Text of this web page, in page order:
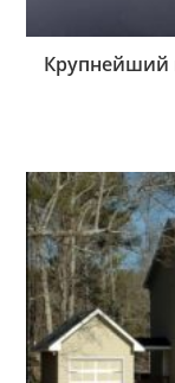
Крупнейший